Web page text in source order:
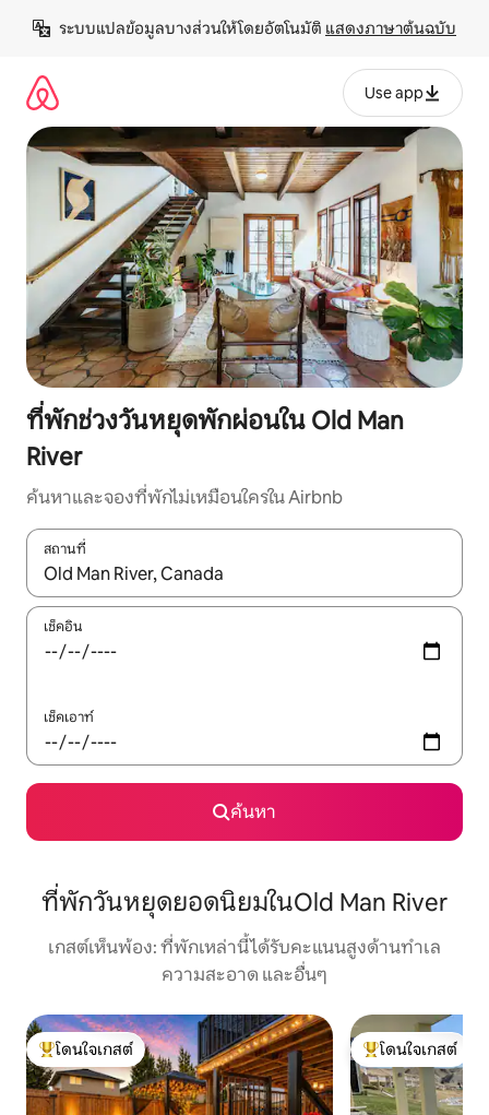
เนื้อหา
ระบบแปลข้อมูลบางส่วนให้โดยอัตโนมัติ แสดงภาษาต้นฉบับ
Use app
ที่พักช่วงวันหยุดพักผ่อนใน Old Man
River
ค้นหาและจองที่พักไม่เหมือนใครใน Airbnb
สถานที่
ใช้ลูกศรขึ้นลง หรือใช้การสัมผัสหรือปัด เพื่อสำรวจผลการค้นหา
เช็คอิน
เช็คเอาท์
ค้นหา
ที่พักวันหยุดยอดนิยมในOld Man River
เกสต์เห็นพ้อง: ที่พักเหล่านี้ได้รับคะแนนสูงด้านทำเล
ความสะอาด และอื่นๆ
โดนใจเกสต์ที่สุด
โดนใจเกสต์
โดนใจเกสต์ที่สุด
โดนใจเกสต์